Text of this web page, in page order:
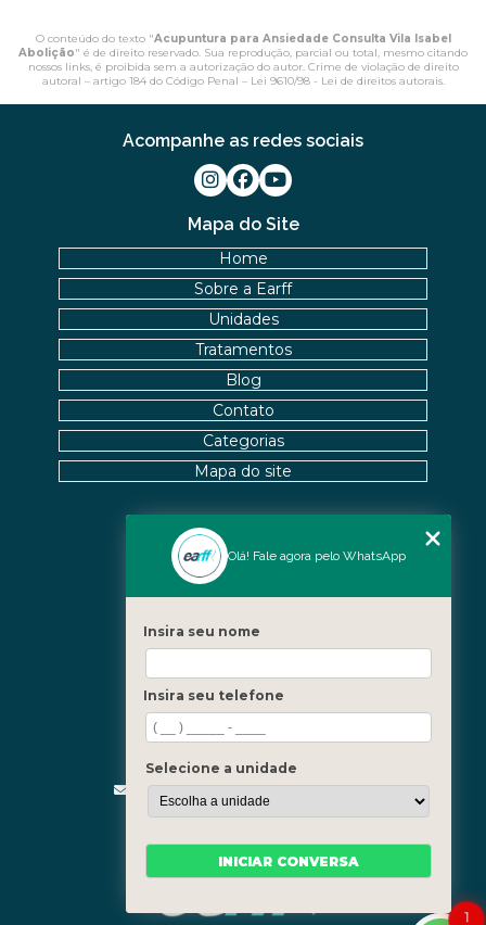
O conteúdo do texto "Acupuntura para Ansiedade Consulta Vila Isabel
Abolição" é de direito reservado. Sua reprodução, parcial ou total, mesmo citando
nossos links, é proibida sem a autorização do autor. Crime de violação de direito
autoral – artigo 184 do Código Penal – Lei 9610/98 - Lei de direitos autorais.
Fale Conosco
(21) 3619-5657
(21) 99390-3850
contato@fisioterapiainvestigativa.com
Segunda a sexta, das 7h às 21h
Nossas Unidades
Barra - Rio de Janeiro
Mapa do Site
Home
Sobre a Earff
Unidades
Tratamentos
Blog
Contato
Categorias
Mapa do site
Acompanhe as redes sociais
1
Olá! Fale agora pelo WhatsApp
Insira seu nome
Insira seu telefone
Selecione a unidade
INICIAR CONVERSA